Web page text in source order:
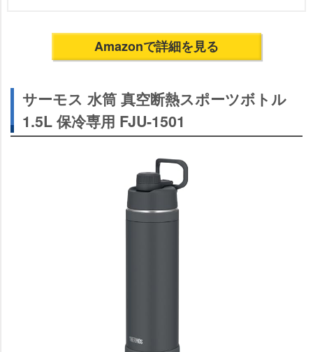
Amazonで詳細を見る
サーモス 水筒 真空断熱スポーツボトル
1.5L 保冷専用 FJU-1501